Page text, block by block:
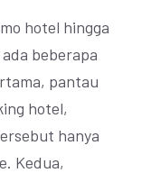
hotel hingga
beberapa
pantau
hotel,
hanya
Kedua,